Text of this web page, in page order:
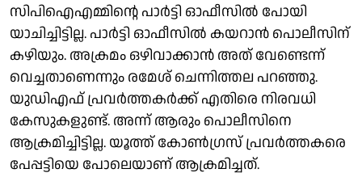
സിപിഐഎമ്മിൻ്റെ പാർട്ടി ഓഫീസിൽ പോയി
യാചിച്ചിട്ടില്ല. പാർട്ടി ഓഫീസിൽ കയറാൻ പൊലീസിന്
കഴിയും. അക്രമം ഒഴിവാക്കാൻ അത് വേണ്ടെന്ന്
വെച്ചതാണെന്നും രമേശ് ചെന്നിത്തല പറഞ്ഞു.
യുഡിഎഫ് പ്രവർത്തകർക്ക് എതിരെ നിരവധി
കേസുകളുണ്ട്. അന്ന് ആരും പൊലീസിനെ
ആക്രമിച്ചിട്ടില്ല. യൂത്ത് കോൺഗ്രസ് പ്രവർത്തകരെ
പേപ്പട്ടിയെ പോലെയാണ് ആക്രമിച്ചത്.